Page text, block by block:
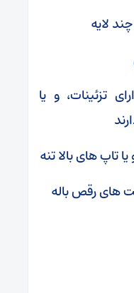
لایه
تزئینات، و یا
تاپ های بالا تنه
های رقص باله